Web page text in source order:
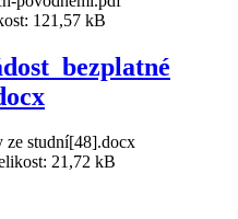
121,57 kB
ze studní[48].docx
21,72 kB